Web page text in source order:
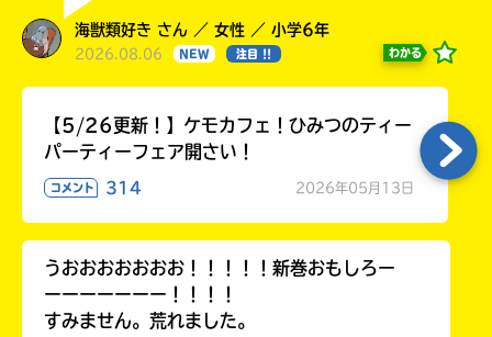
海獣類好き さん ／ 女性 ／ 小学6年
2026.08.06 NEW 注目 !! わかる
【5/26更新！】ケモカフェ！ひみつのティー
パーティーフェア開さい！
コメント 314 2026年05月13日
うおおおおおおお！！！！！新巻おもしろー
ーーーーーーー！！！！
すみません。荒れました。